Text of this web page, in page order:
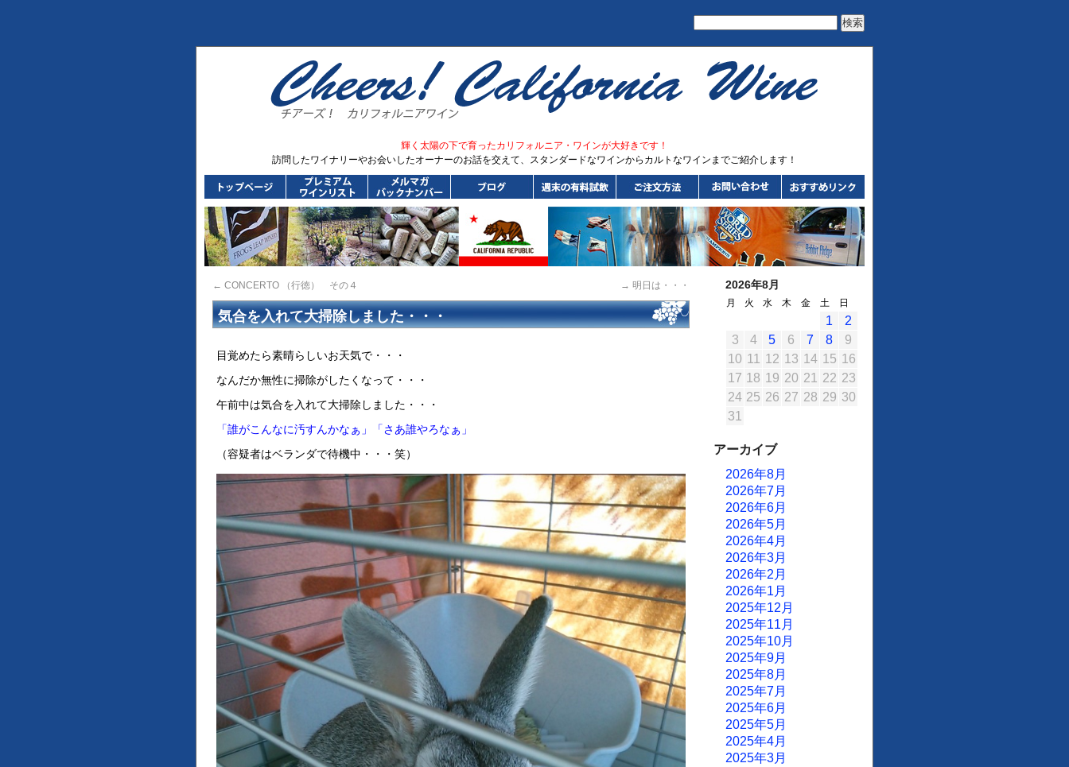
輝く太陽の下で育ったカリフォルニア・ワインが大好きです！
訪問したワイナリーやお会いしたオーナーのお話を交えて、スタンダードなワインからカルトなワインまでご紹介します！
← CONCERTO （行徳） その４ → 明日は・・・
気合を入れて大掃除しました・・・
目覚めたら素晴らしいお天気で・・・
なんだか無性に掃除がしたくなって・・・
午前中は気合を入れて大掃除しました・・・
「誰がこんなに汚すんかなぁ」「さあ誰やろなぁ」
（容疑者はベランダで待機中・・・笑）
2026年8月
月 火 水 木 金 土 日
1
2
3
4 5 6 7 8
9
10 11 12 13 14 15 16
17 18 19 20 21 22 23
24 25 26 27 28 29 30
31
アーカイブ
2026年8月
2026年7月
2026年6月
2026年5月
2026年4月
2026年3月
2026年2月
2026年1月
2025年12月
2025年11月
2025年10月
2025年9月
2025年8月
2025年7月
2025年6月
2025年5月
2025年4月
2025年3月